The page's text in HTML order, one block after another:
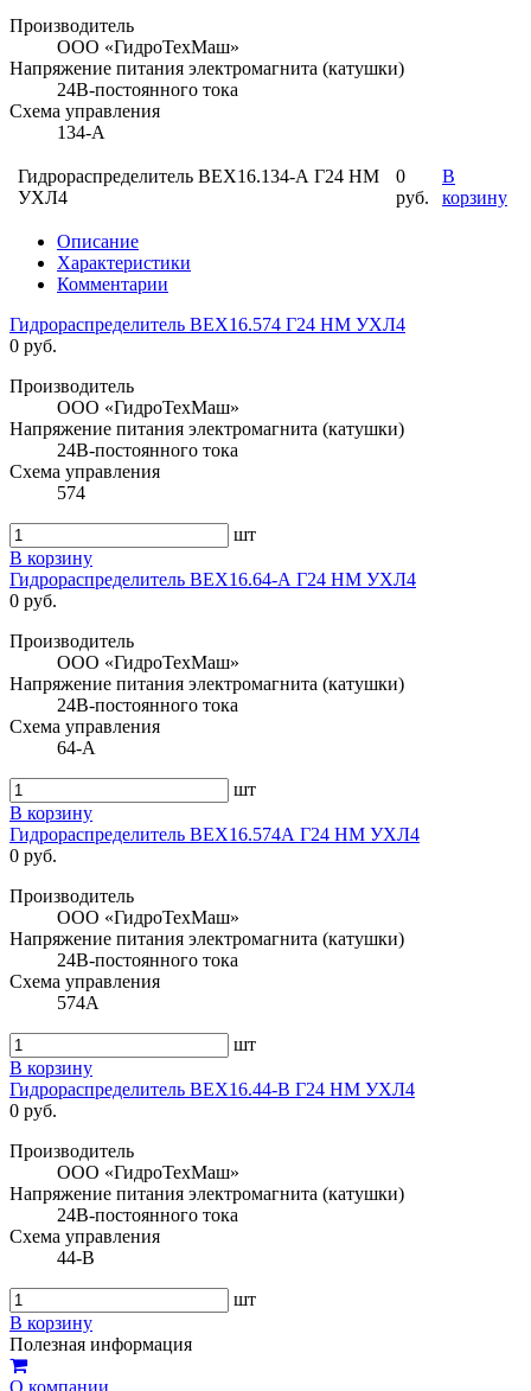
Производитель
ООО «ГидроТехМаш»
Напряжение питания электромагнита (катушки)
24В-постоянного тока
Схема управления
134-А
Гидрораспределитель ВЕХ16.134-А Г24 НМ
УХЛ4
0
руб.
В
корзину
Описание
Характеристики
Комментарии
Гидрораспределитель ВЕХ16.574 Г24 НМ УХЛ4
0 руб.
Производитель
ООО «ГидроТехМаш»
Напряжение питания электромагнита (катушки)
24В-постоянного тока
Схема управления
574
шт
В корзину
Гидрораспределитель ВЕХ16.64-А Г24 НМ УХЛ4
0 руб.
Производитель
ООО «ГидроТехМаш»
Напряжение питания электромагнита (катушки)
24В-постоянного тока
Схема управления
64-А
шт
В корзину
Гидрораспределитель ВЕХ16.574А Г24 НМ УХЛ4
0 руб.
Производитель
ООО «ГидроТехМаш»
Напряжение питания электромагнита (катушки)
24В-постоянного тока
Схема управления
574А
шт
В корзину
Гидрораспределитель ВЕХ16.44-В Г24 НМ УХЛ4
0 руб.
Производитель
ООО «ГидроТехМаш»
Напряжение питания электромагнита (катушки)
24В-постоянного тока
Схема управления
44-В
шт
В корзину
Полезная информация